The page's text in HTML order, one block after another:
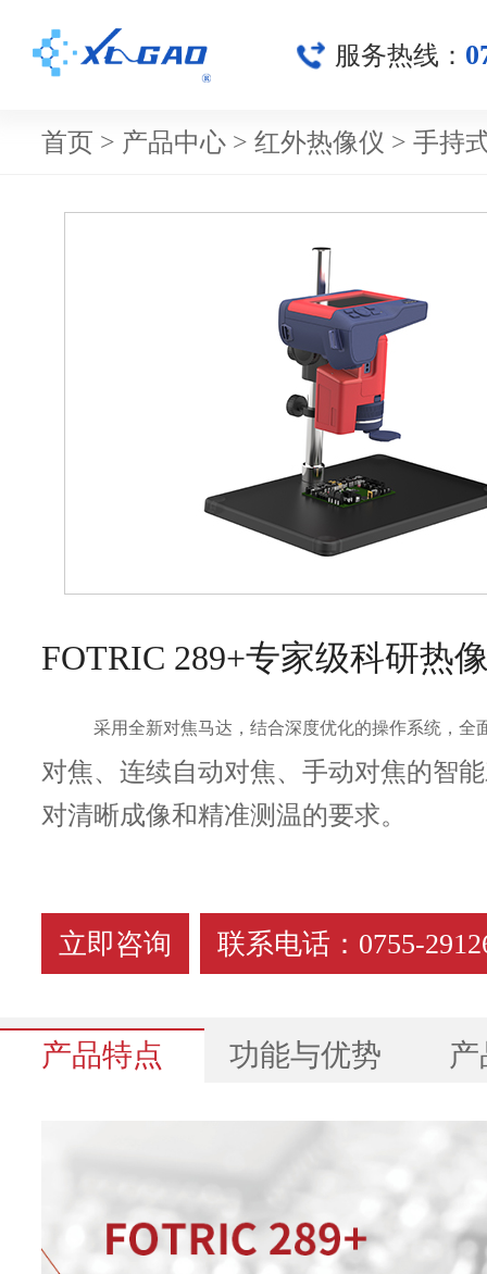
服务热线：
首页 > 产品中心 > 红外热像仪 > 手持
FOTRIC 289+专家级科研热
采用全新对焦马达，结合深度优化的操作系统，全
对焦、连续自动对焦、手动对焦的智
对清晰成像和精准测温的要求。
立即咨询 联系电话：0755-
产品特点 功能与优势
红外分辨宰
1024*768